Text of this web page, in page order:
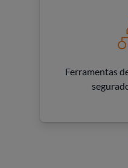
Ferramentas